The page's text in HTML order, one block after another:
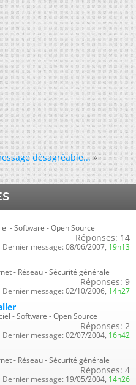
désagréable... »
- Software - Open Source
Réponses: 14
Dernier message: 08/06/2007, 19h13
- Réseau - Sécurité générale
Réponses: 9
Dernier message: 02/10/2006, 14h27
- Software - Open Source
Réponses: 2
Dernier message: 02/07/2004, 16h42
- Réseau - Sécurité générale
Réponses: 4
Dernier message: 19/05/2004, 14h26